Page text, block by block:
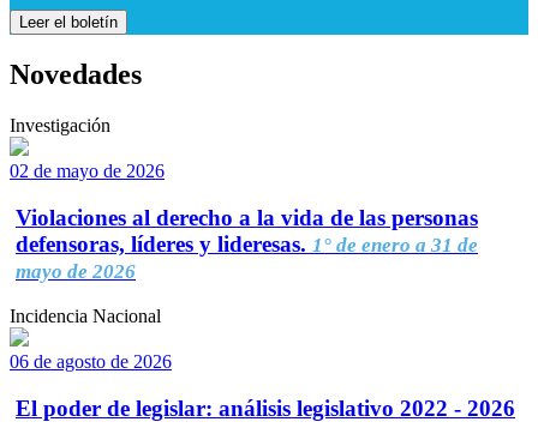
Leer el boletín
Novedades
Investigación
02 de mayo de 2026
Violaciones al derecho a la vida de las personas
defensoras, líderes y lideresas. 1° de enero a 31 de
mayo de 2026
Incidencia Nacional
06 de agosto de 2026
El poder de legislar: análisis legislativo 2022 - 2026